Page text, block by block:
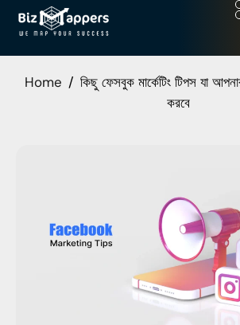
Home
কিছু ফেসবুক মার্কেটিং টিপস যা
করবে